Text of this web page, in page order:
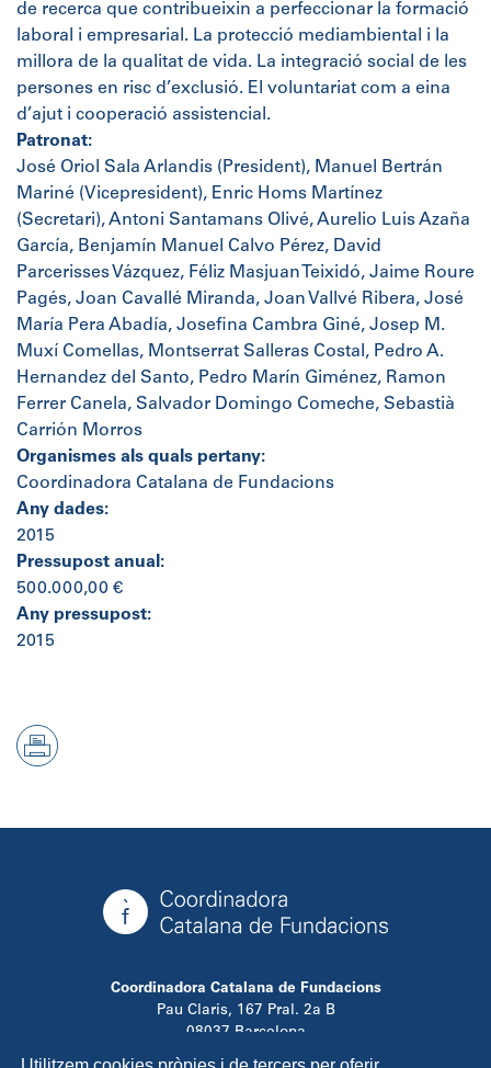
de recerca que contribueixin a perfeccionar la formació
laboral i empresarial. La protecció mediambiental i la
millora de la qualitat de vida. La integració social de les
persones en risc d’exclusió. El voluntariat com a eina
d’ajut i cooperació assistencial.
Patronat:
José Oriol Sala Arlandis (President), Manuel Bertrán
Mariné (Vicepresident), Enric Homs Martínez
(Secretari), Antoni Santamans Olivé, Aurelio Luis Azaña
García, Benjamín Manuel Calvo Pérez, David
Parcerisses Vázquez, Féliz Masjuan Teixidó, Jaime Roure
Pagés, Joan Cavallé Miranda, Joan Vallvé Ribera, José
María Pera Abadía, Josefina Cambra Giné, Josep M.
Muxí Comellas, Montserrat Salleras Costal, Pedro A.
Hernandez del Santo, Pedro Marín Giménez, Ramon
Ferrer Canela, Salvador Domingo Comeche, Sebastià
Carrión Morros
Organismes als quals pertany:
Coordinadora Catalana de Fundacions
Any dades:
2015
Pressupost anual:
500.000,00 €
Any pressupost:
2015
Coordinadora Catalana de Fundacions
Pau Claris, 167 Pral. 2a B
08037 Barcelona
T. 934 881 480